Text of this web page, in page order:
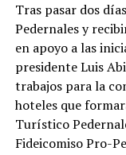
Tras pasar dos
Pedernales y
en apoyo a las
presidente Luis
trabajos para la
hoteles que
Turístico
Fideicomiso Pro-